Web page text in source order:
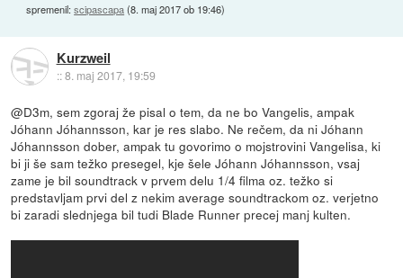
spremenil:scipascapa(8. maj 2017 ob 19:46)
Kurzweil
::8. maj 2017, 19:59
@D3m, sem zgoraj že pisal o tem, da ne bo Vangelis, ampak
Jóhann Jóhannsson, kar je res slabo. Ne rečem, da ni Jóhann
Jóhannsson dober, ampak tu govorimo o mojstrovini Vangelisa, ki
bi ji še sam težko presegel, kje šele Jóhann Jóhannsson, vsaj
zame je bil soundtrack v prvem delu 1/4 filma oz. težko si
predstavljam prvi del z nekim average soundtrackom oz. verjetno
bi zaradi slednjega bil tudi Blade Runner precej manj kulten.